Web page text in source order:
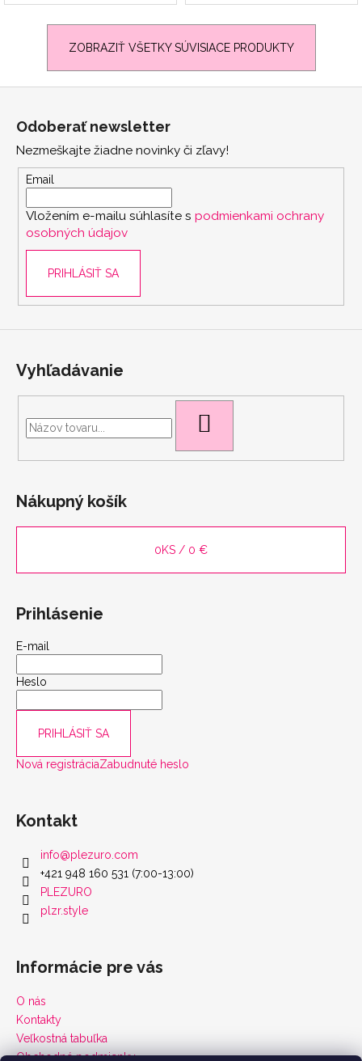
ZOBRAZIŤ VŠETKY SÚVISIACE PRODUKTY
Odoberať newsletter
Nezmeškajte žiadne novinky či zľavy!
Email
Vložením e-mailu súhlasíte s podmienkami ochrany
osobných údajov
PRIHLÁSIŤ SA
Vyhľadávanie
Nákupný košík
0KS / 0 €
Prihlásenie
E-mail
Heslo
PRIHLÁSIŤ SA
Nová registráciaZabudnuté heslo
Kontakt
info@plezuro.com
+421 948 160 531 (7:00-13:00)
PLEZURO
plzr.style
Informácie pre vás
O nás
Kontakty
Veľkostná tabuľka
Obchodné podmienky